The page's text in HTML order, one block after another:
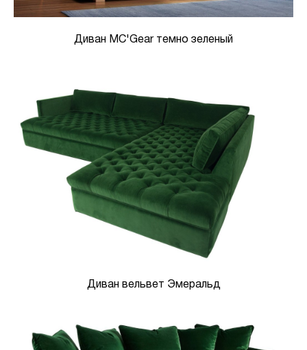
Диван MC'Gear темно зеленый
Диван вельвет Эмеральд